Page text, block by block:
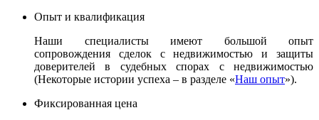
Опыт и квалификация
Наши специалисты имеют большой опыт
сопровождения сделок с недвижимостью и защиты
доверителей в судебных спорах с недвижимостью
(Некоторые истории успеха – в разделе «Наш опыт»).
Фиксированная цена